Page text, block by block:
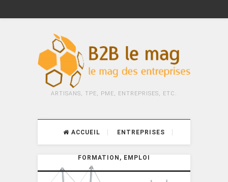
ARTISANS, TPE, PME, ENTREPRISES, ETC.
ACCUEIL ENTREPRISES
FORMATION, EMPLOI